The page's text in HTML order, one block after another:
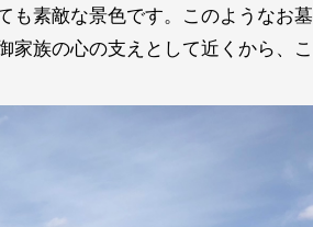
も素敵な景色です。このようなお墓
家族の心の支えとして近くから、こ